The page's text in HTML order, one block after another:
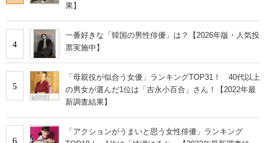
果】
4
一番好きな「韓国の男性俳優」は？【2026年版・人気投
票実施中】
5
「母親役が似合う女優」ランキングTOP31！ 40代以上
の男女が選んだ1位は「吉永小百合」さん！【2022年最
新調査結果】
6
「アクションがうまいと思う女性俳優」ランキング